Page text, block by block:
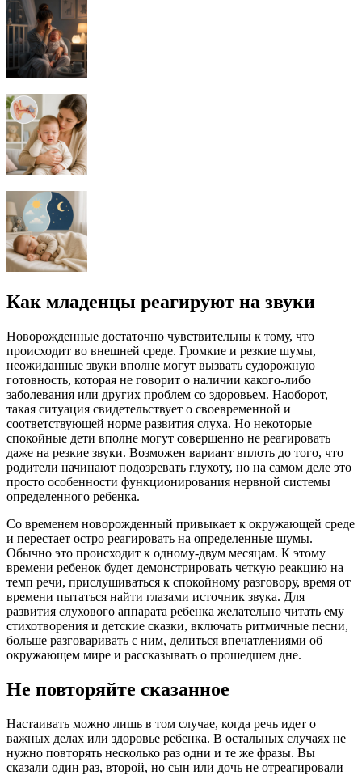
Как младенцы реагируют на звуки
Новорожденные достаточно чувствительны к тому, что
происходит во внешней среде. Громкие и резкие шумы,
неожиданные звуки вполне могут вызвать судорожную
готовность, которая не говорит о наличии какого-либо
заболевания или других проблем со здоровьем. Наоборот,
такая ситуация свидетельствует о своевременной и
соответствующей норме развития слуха. Но некоторые
спокойные дети вполне могут совершенно не реагировать
даже на резкие звуки. Возможен вариант вплоть до того, что
родители начинают подозревать глухоту, но на самом деле это
просто особенности функционирования нервной системы
определенного ребенка.
Со временем новорожденный привыкает к окружающей среде
и перестает остро реагировать на определенные шумы.
Обычно это происходит к одному-двум месяцам. К этому
времени ребенок будет демонстрировать четкую реакцию на
темп речи, прислушиваться к спокойному разговору, время от
времени пытаться найти глазами источник звука. Для
развития слухового аппарата ребенка желательно читать ему
стихотворения и детские сказки, включать ритмичные песни,
больше разговаривать с ним, делиться впечатлениями об
окружающем мире и рассказывать о прошедшем дне.
Не повторяйте сказанное
Настаивать можно лишь в том случае, когда речь идет о
важных делах или здоровье ребенка. В остальных случаях не
нужно повторять несколько раз одни и те же фразы. Вы
сказали один раз, второй, но сын или дочь не отреагировали